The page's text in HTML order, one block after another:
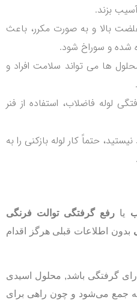
بزند.
بالا و به صورت مکرر، باعث
شده و سوراخ شود.
ها می تواند سلامت افراد و
لوله فاضلاب، استفاده از فنر
حتماً کار لوله بازکنی را به
یا رفع گرفتگی توالت فرنگی
بدون اطلاعات قبلی هرگز اقدام
گرفتگی باشد, محلول اسیدی
جمع می‌شود و چون راهی برای